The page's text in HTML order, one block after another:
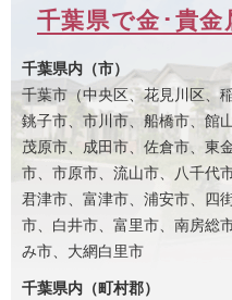
千葉県で金･貴
千葉県内（市）
千葉市（中央区、花見川区、
銚子市、市川市、船橋市、館
茂原市、成田市、佐倉市、東
市、市原市、流山市、八千代
君津市、富津市、浦安市、四
市、白井市、富里市、南房総
み市、大網白里市
千葉県内（町村郡）